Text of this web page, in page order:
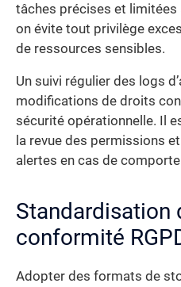
tâches précises et limitées
on évite tout privilège
de ressources sensibles.
Un suivi régulier des logs
modifications de droits
sécurité opérationnelle. Il
la revue des permissions
alertes en cas de
Standardisation
conformité
Adopter des formats de